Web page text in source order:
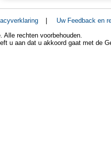
|
Uw Feedback en
rechten voorbehouden.
u aan dat u akkoord gaat met de